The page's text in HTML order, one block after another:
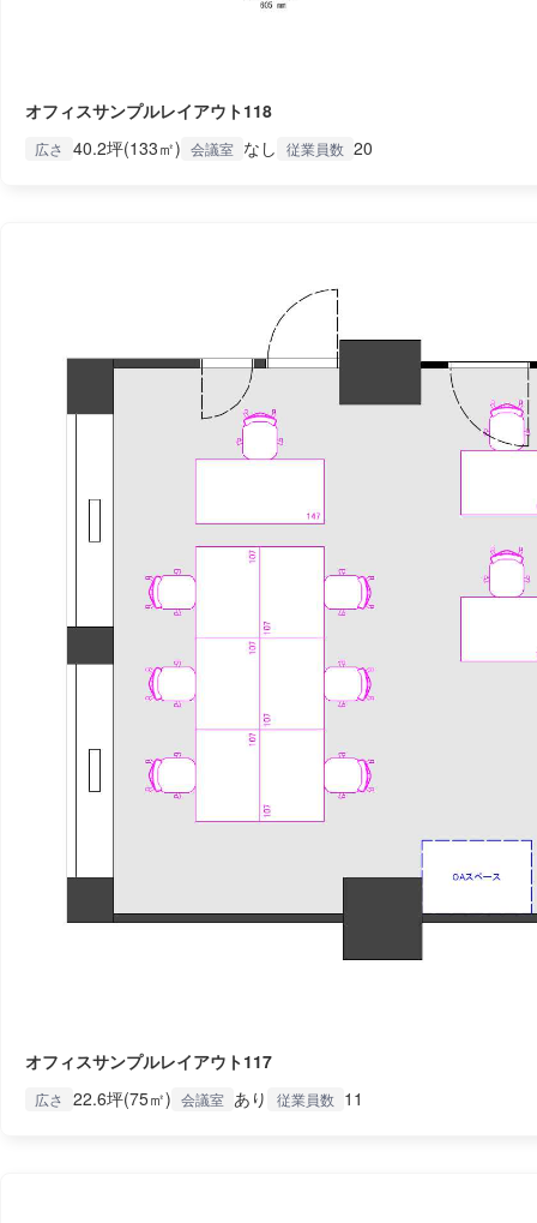
オフィスサンプルレイアウト118
広さ 40.2坪(133㎡) 会議室 なし 従業員数 20
オフィスサンプルレイアウト117
広さ 22.6坪(75㎡) 会議室 あり 従業員数 11